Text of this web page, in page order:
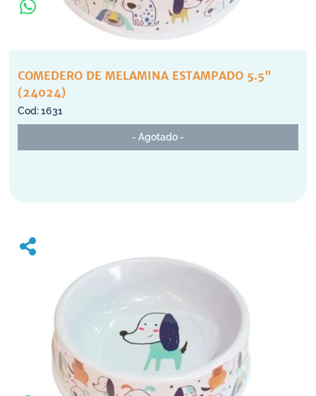
COMEDERO DE MELAMINA ESTAMPADO 5.5"
(24024)
1631
- Agotado -